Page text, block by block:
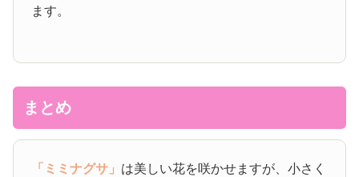
ます。
まとめ
「ミミナグサ」 は美しい花を咲かせますが、小さく